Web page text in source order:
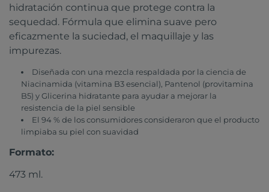
hidratación continua que protege contra la
sequedad. Fórmula que elimina suave pero
eficazmente la suciedad, el maquillaje y las
impurezas.
Diseñada con una mezcla respaldada por la ciencia de
Niacinamida (vitamina B3 esencial), Pantenol (provitamina
B5) y Glicerina hidratante para ayudar a mejorar la
resistencia de la piel sensible
El 94 % de los consumidores consideraron que el producto
limpiaba su piel con suavidad
Formato:
473 ml.